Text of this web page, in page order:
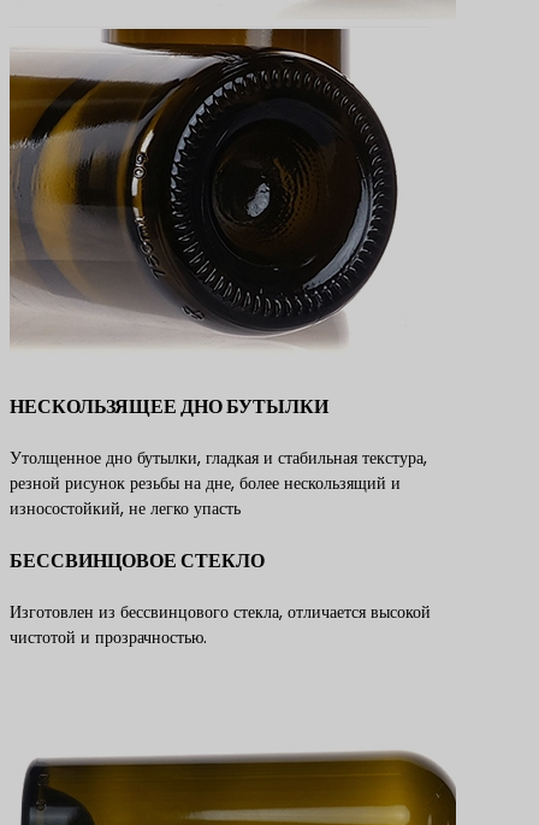
НЕСКОЛЬЗЯЩЕЕ ДНО БУТЫЛКИ
Утолщенное дно бутылки, гладкая и стабильная текстура,
резной рисунок резьбы на дне, более нескользящий и
износостойкий, не легко упасть
БЕССВИНЦОВОЕ СТЕКЛО
Изготовлен из бессвинцового стекла, отличается высокой
чистотой и прозрачностью.